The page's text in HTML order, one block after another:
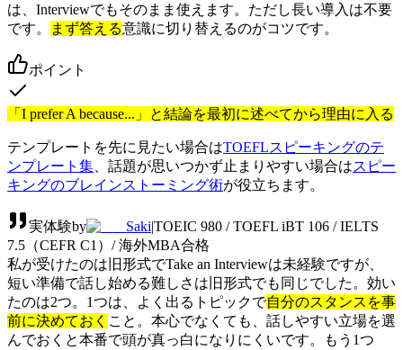
は、Interviewでもそのまま使えます。ただし長い導入は不要
です。
まず答える意識に切り替えるのがコツです。
ポイント
「I prefer A because...」と結論を最初に述べてから理由に入る
テンプレートを先に見たい場合はTOEFLスピーキングのテ
ンプレート集 、話題が思いつかず止まりやすい場合はスピー
キングのブレインストーミング術が役立ちます。
実体験by Saki|TOEIC 980 / TOEFL iBT 106 / IELTS
7.5（CEFR C1）/ 海外MBA合格
私が受けたのは旧形式でTake an Interviewは未経験ですが、
短い準備で話し始める難しさは旧形式でも同じでした。効い
たのは2つ。1つは、よく出るトピックで自分のスタンスを事
前に決めておく こと。本心でなくても、話しやすい立場を選
んでおくと本番で頭が真っ白になりにくいです。もう1つ